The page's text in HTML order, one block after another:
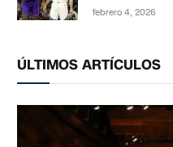
febrero 4, 2026
ÚLTIMOS ARTÍCULOS